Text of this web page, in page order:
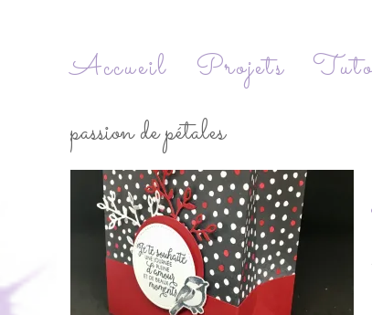
Accueil Projets
passion de pétales